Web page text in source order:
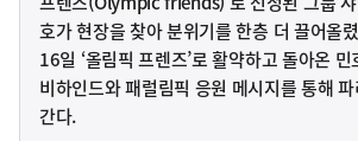
호가 현장을 찾아 분위기를 한층 더 끌어올
16일 ‘올림픽 프렌즈’로 활약하고 돌아온
비하인드와 패럴림픽 응원 메시지를 통해
간다.